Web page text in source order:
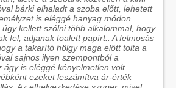
bárki elhaladt a szoba előtt, lehetett
is eléggé hanyag módon
kellett szólni több alkalommal, hogy
fel, adjanak toalett papírt.. A felmosás
a takarító hölgy maga előtt tolta a
sajnos ilyen szempontból a
ágy is eléggé kényelmetlen volt.
ezeket leszámítva ár-érték